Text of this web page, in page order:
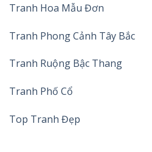
Tranh Hoa Mẫu Đơn
Tranh Phong Cảnh Tây Bắc
Tranh Ruộng Bậc Thang
Tranh Phố Cổ
Top Tranh Đẹp